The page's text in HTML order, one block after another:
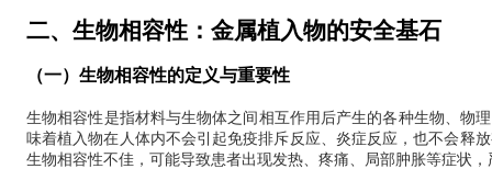
二、生物相容性：金属植入物的安全基石
（一）生物相容性的定义与重要性
生物相容性是指材料与生物体之间相互作用后产生的各种生物、物
味着植入物在人体内不会引起免疫排斥反应、炎症反应，也不会释
生物相容性不佳，可能导致患者出现发热、疼痛、局部肿胀等症状